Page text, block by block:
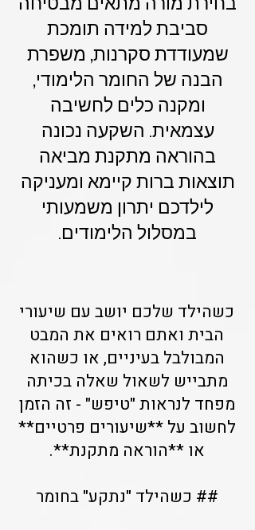
סביבת למידה תומכת
שמעודדת סקרנות, משפרת
הבנה של החומר הלימודי,
ומקנה כלים לחשיבה
עצמאית. השקעה נכונה
בהוראה מתקנת מביאה
תוצאות ברות קיימא ומעניקה
לילדכם יתרון משמעותי
במסלול הלימודים.
כשהילד שלכם יושב עם שיעורי
הבית ואתם רואים את המבט
המבולבל בעיניים, או כשהוא
מתבייש לשאול שאלה בכיתה
מפחד לנראות "טיפש" - זה הזמן
לחשוב על **שיעורים פרטיים**
או **הוראה מתקנת**.
## כשהילד "נתקע" בחומר